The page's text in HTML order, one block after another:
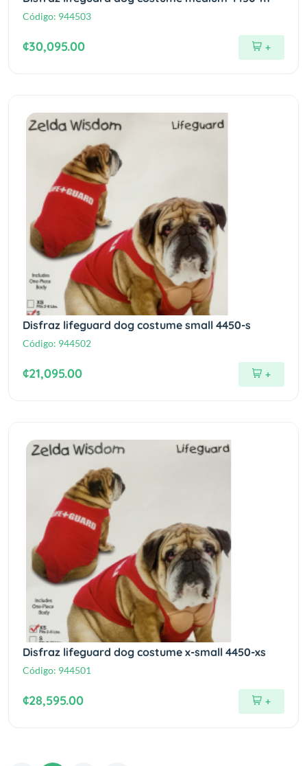
Código: 944503
¢30,095.00 +
Disfraz lifeguard dog costume small 4450-s
Código: 944502
¢21,095.00 +
Disfraz lifeguard dog costume x-small 4450-xs
Código: 944501
¢28,595.00 +